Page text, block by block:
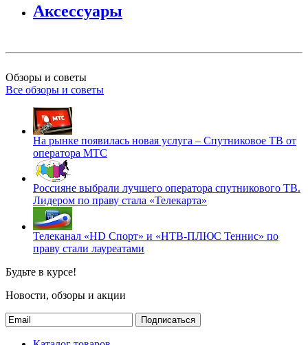
Аксессуары
Обзоры и советы
Все обзоры и советы
На рынке появилась новая услуга – Спутниковое ТВ от
оператора МТС
Россияне выбрали лучшего оператора спутникового ТВ.
Лидером по праву стала «Телекарта»
Телеканал «HD Спорт» и «НТВ-ПЛЮС Теннис» по
праву стали лауреатами
Будьте в курсе!
Новости, обзоры и акции
Подписаться